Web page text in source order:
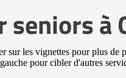
à
les vignettes pour plus de
pour cibler d'autres